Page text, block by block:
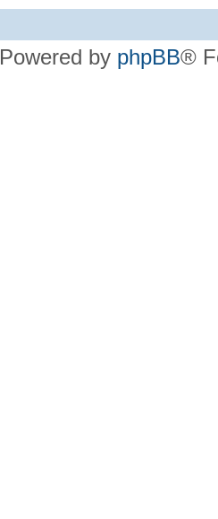
Powered by phpBB®